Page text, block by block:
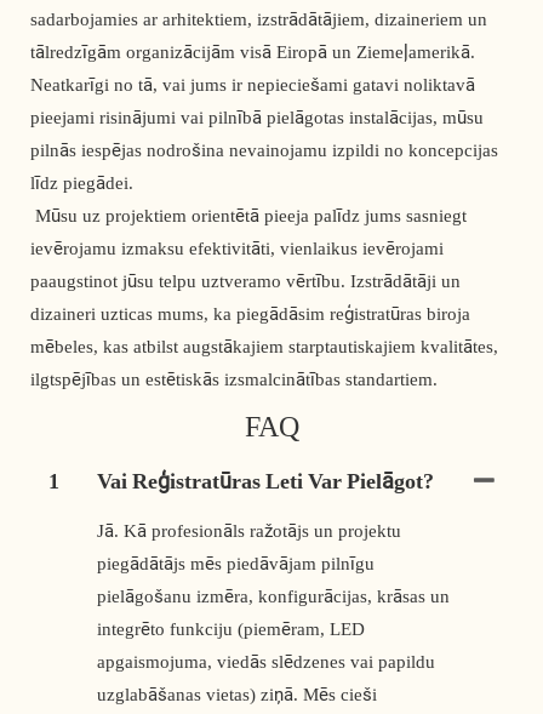
sadarbojamies ar arhitektiem, izstrādātājiem, dizaineriem un
tālredzīgām organizācijām visā Eiropā un Ziemeļamerikā.
Neatkarīgi no tā, vai jums ir nepieciešami gatavi noliktavā
pieejami risinājumi vai pilnībā pielāgotas instalācijas, mūsu
pilnās iespējas nodrošina nevainojamu izpildi no koncepcijas
līdz piegādei.
ievērojamu izmaksu efektivitāti, vienlaikus ievērojami
paaugstinot jūsu telpu uztveramo vērtību. Izstrādātāji un
dizaineri uzticas mums, ka piegādāsim reģistratūras biroja
mēbeles, kas atbilst augstākajiem starptautiskajiem kvalitātes,
ilgtspējības un estētiskās izsmalcinātības standartiem.
FAQ
1 Vai Reģistratūras Leti Var Pielāgot?
Jā. Kā profesionāls ražotājs un projektu
piegādātājs mēs piedāvājam pilnīgu
pielāgošanu izmēra, konfigurācijas, krāsas un
integrēto funkciju (piemēram, LED
apgaismojuma, viedās slēdzenes vai papildu
uzglabāšanas vietas) ziņā. Mēs cieši